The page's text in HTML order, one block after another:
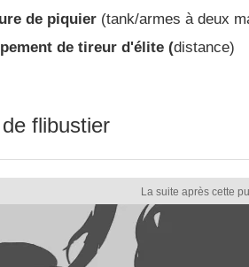
de piquier (tank/armes à deux
de tireur d'élite (distance)
flibustier